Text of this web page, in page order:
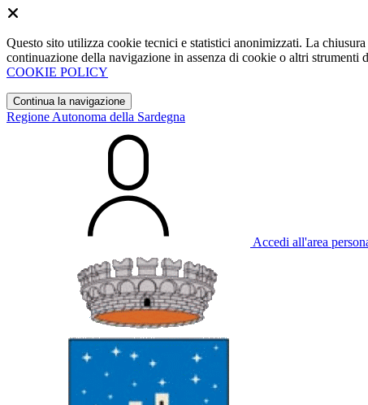
Questo sito utilizza cookie tecnici e statistici anonimizzati. La
continuazione della navigazione in assenza di cookie o altri strumenti
COOKIE POLICY
Continua la navigazione
Regione Autonoma della Sardegna
Accedi all'area